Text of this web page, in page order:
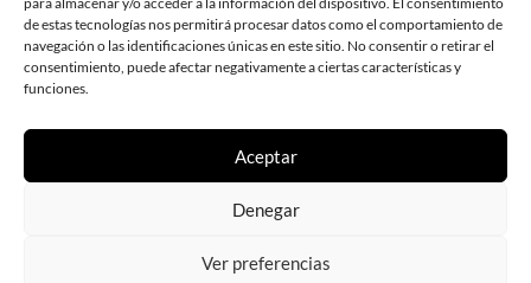
de estas tecnologías nos permitirá procesar datos como el comportamiento de
navegación o las identificaciones únicas en este sitio. No consentir o retirar el
consentimiento, puede afectar negativamente a ciertas características y
funciones.
Aceptar
Denegar
Ver preferencias
BOE
BOP de Granada
Noticias Jurídicas
© 2023 Domínguez & Rodríguez ABOGADOS |